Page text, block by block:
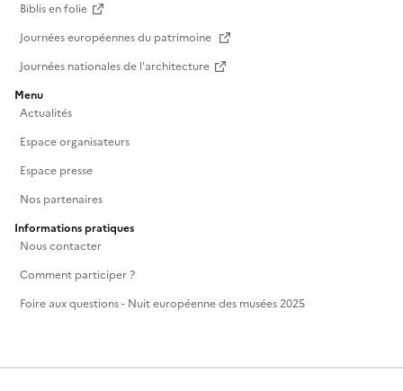
Biblis en folie
Journées européennes du patrimoine
Journées nationales de l'architecture
Menu
Actualités
Espace organisateurs
Espace presse
Nos partenaires
Informations pratiques
Nous contacter
Comment participer ?
Foire aux questions - Nuit européenne des musées 2025